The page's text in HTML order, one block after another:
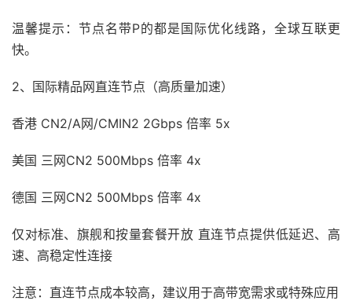
温馨提示：节点名带P的都是国际优化线路，全球互联更
快。
2、国际精品网直连节点（高质量加速）
香港 CN2/A网/CMIN2 2Gbps 倍率 5x
美国 三网CN2 500Mbps 倍率 4x
德国 三网CN2 500Mbps 倍率 4x
仅对标准、旗舰和按量套餐开放 直连节点提供低延迟、高
速、高稳定性连接
注意：直连节点成本较高，建议用于高带宽需求或特殊应用